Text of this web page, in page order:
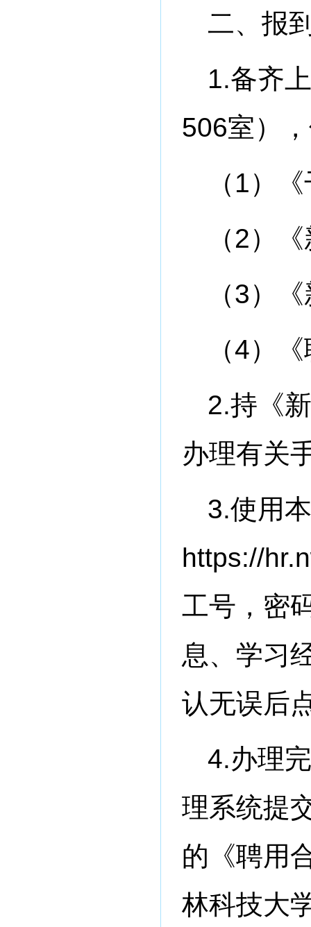
二、报
1.备齐
506室）
（1）
（2）
（3）
（4）
2.持《
办理有关
3.使用
https://
工号，密
息、学习
认无误后
4.办理
理系统提
的《聘用
林科技大